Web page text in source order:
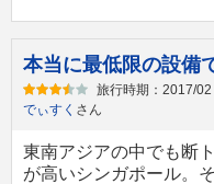
本当に最低限の設備
旅行時期：2017/02
でぃすく さん
東南アジアの中でも断
が高いシンガポール。